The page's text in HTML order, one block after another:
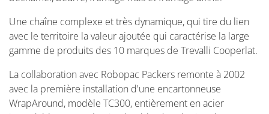
Une chaîne complexe et très dynamique, qui tire du lien
avec le territoire la valeur ajoutée qui caractérise la large
gamme de produits des 10 marques de Trevalli Cooperlat.
La collaboration avec Robopac Packers remonte à 2002
avec la première installation d'une encartonneuse
WrapAround, modèle TC300, entièrement en acier